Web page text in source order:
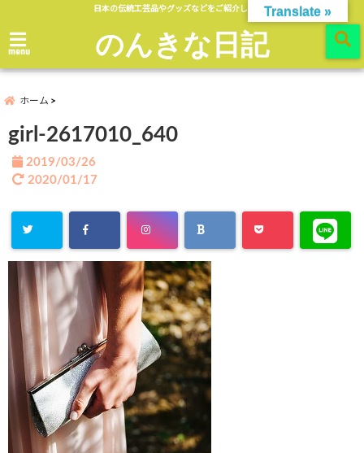
日本の伝統工芸品やグッズなどをご紹介します。
menu のんきな日記
ホーム
girl-2617010_640
2019/03/26
2020/01/17
Translate »